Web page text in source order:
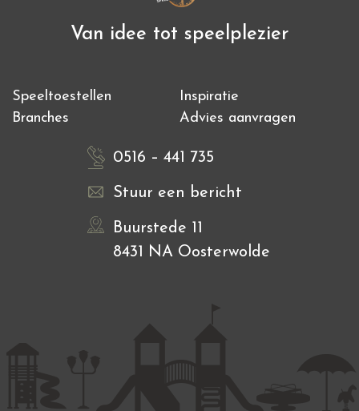
Van idee tot speelplezier
Speeltoestellen
Inspiratie
Branches
Advies aanvragen
0516 – 441 735
Stuur een bericht
Buurstede 11
8431 NA Oosterwolde